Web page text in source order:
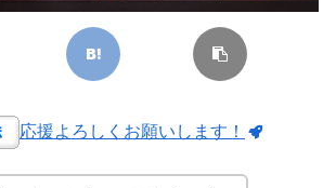
応援よろしくお願いします！